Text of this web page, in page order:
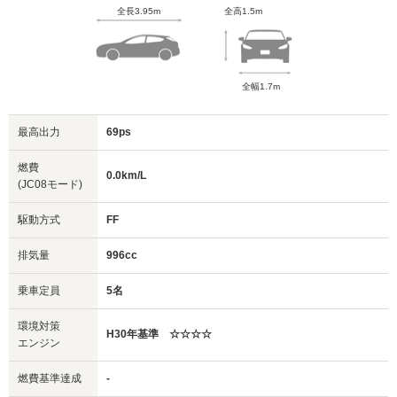
全長3.95m 全高1.5m
全幅1.7m
最高出力 69ps
燃費
(JC08モード)
0.0km/L
駆動方式 FF
排気量 996cc
乗車定員 5名
環境対策
エンジン
H30年基準 ☆☆☆☆
燃費基準達成 -